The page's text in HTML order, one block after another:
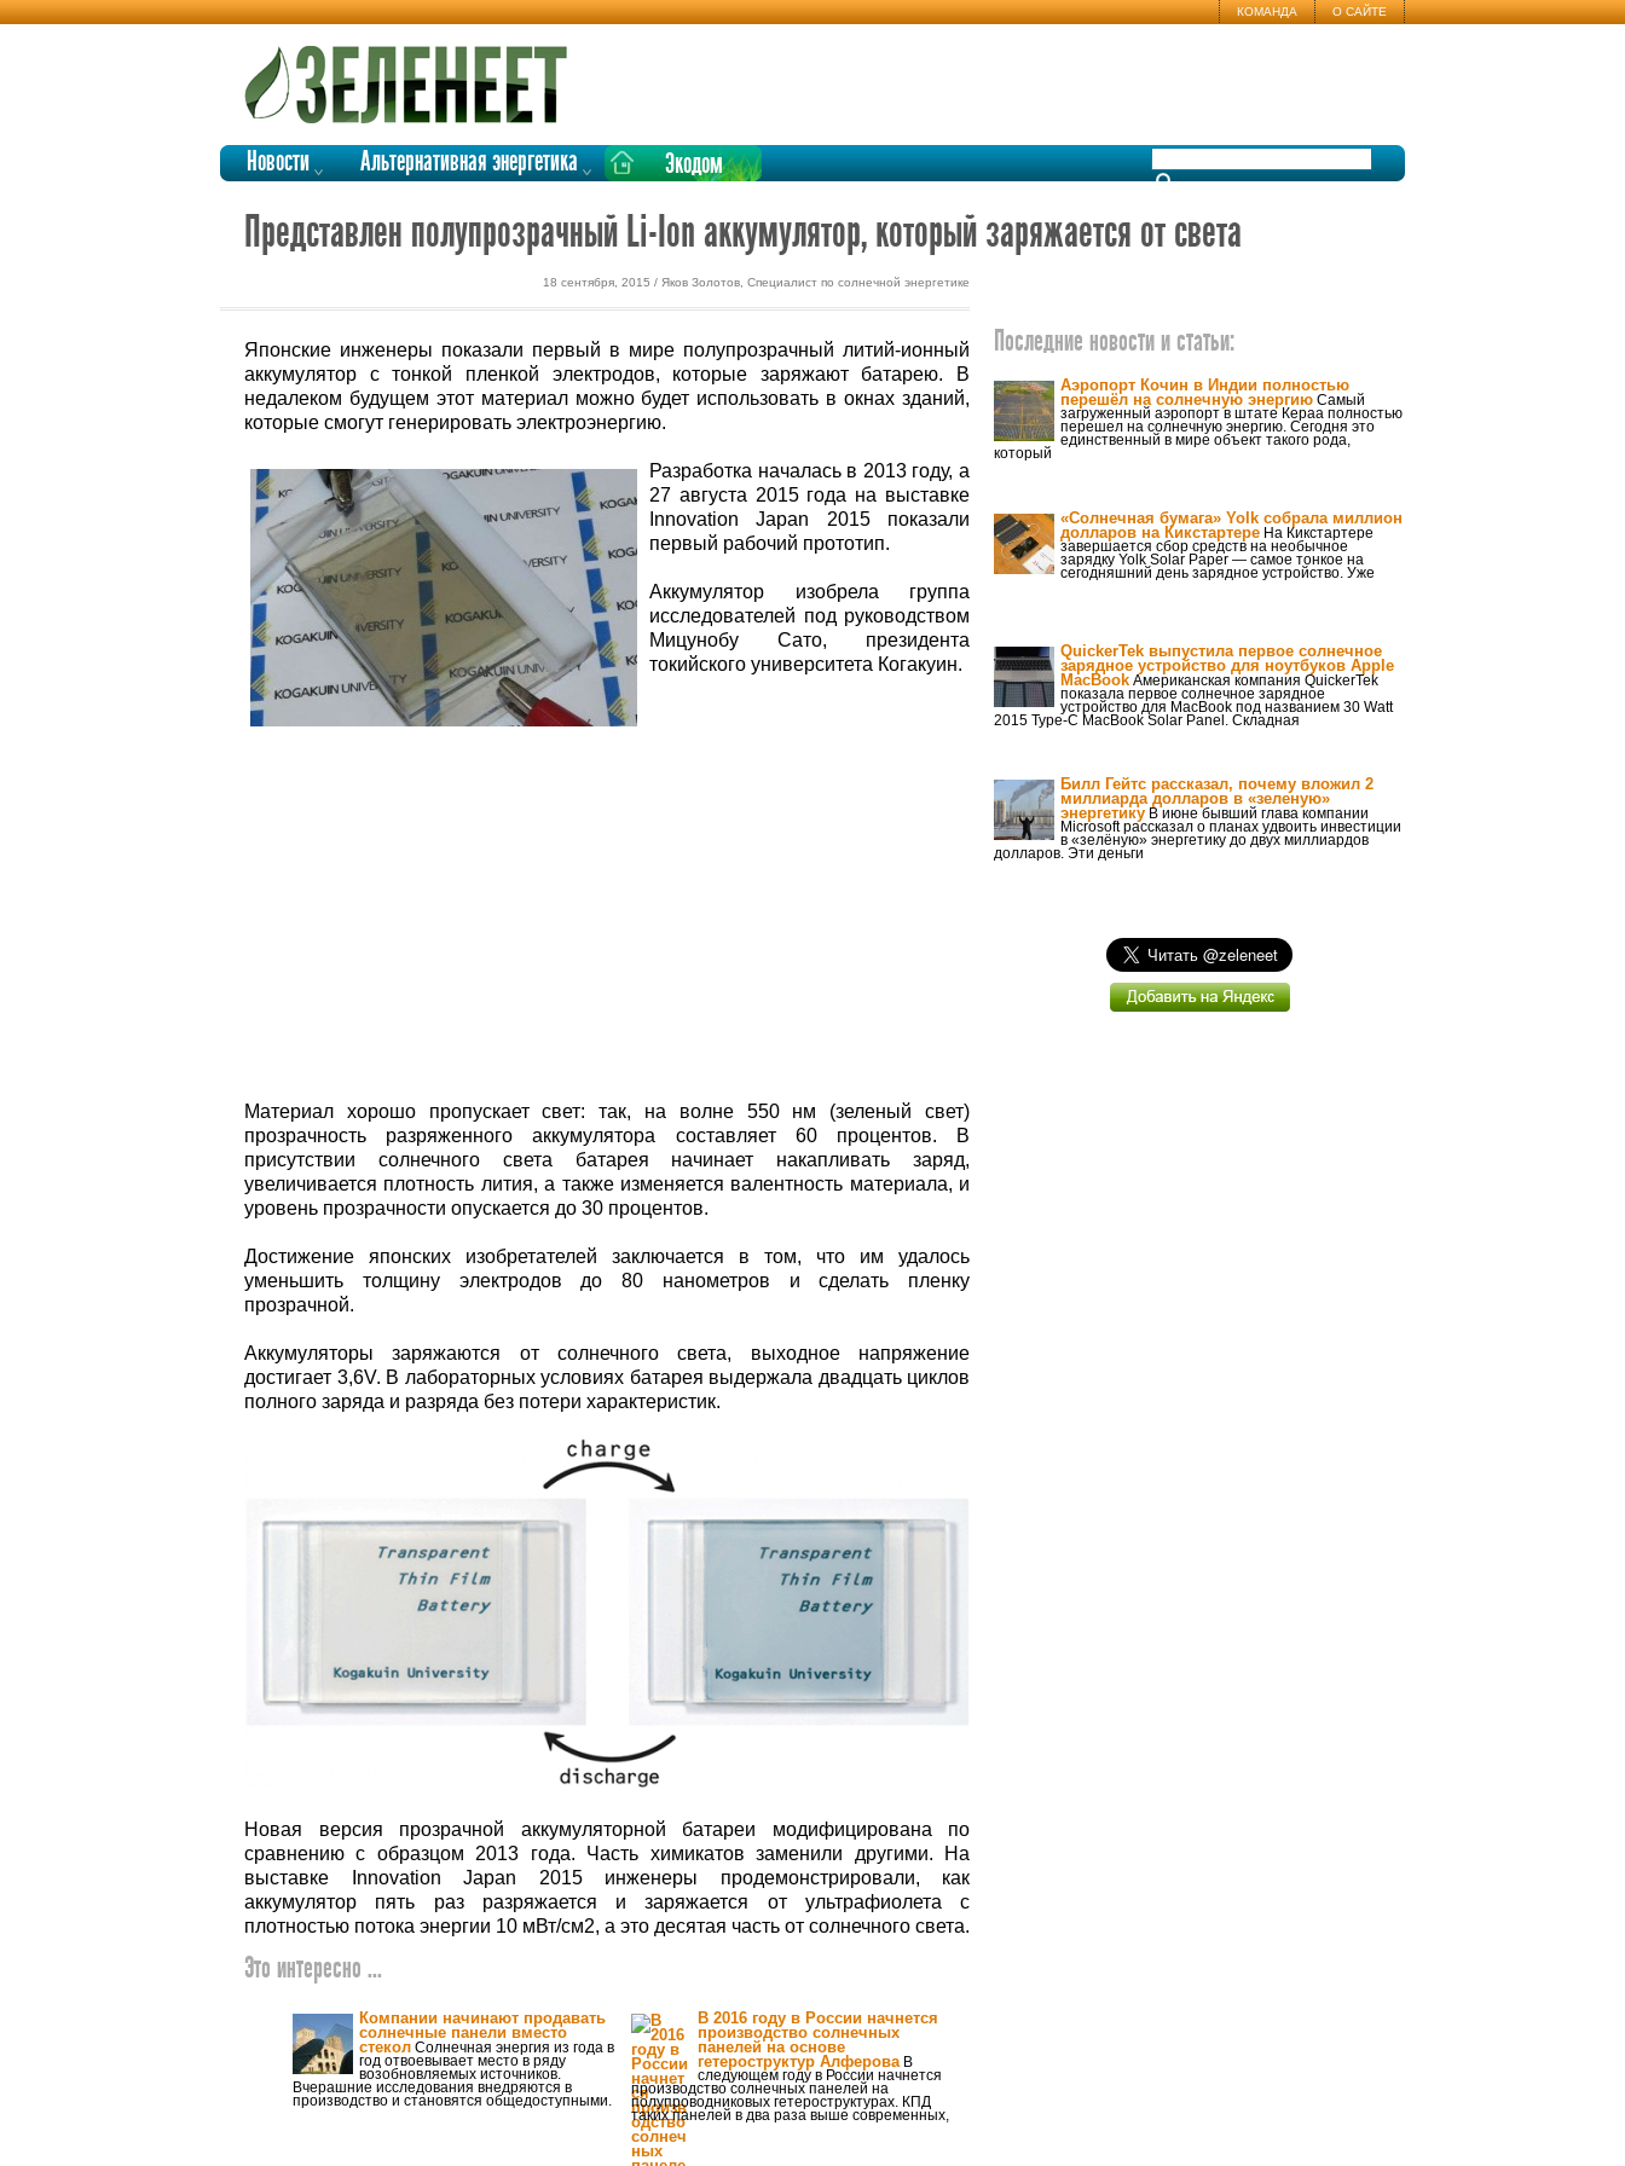
КОМАНДА О САЙТЕ
Новости Альтернативная энергетика Экодом
Представлен полупрозрачный Li-Ion аккумулятор, который заряжается от света
18 сентября, 2015 / Яков Золотов, Специалист по солнечной энергетике
Японские инженеры показали первый в мире полупрозрачный литий-ионный
аккумулятор с тонкой пленкой электродов, которые заряжают батарею. В
недалеком будущем этот материал можно будет использовать в окнах зданий,
которые смогут генерировать электроэнергию.
Разработка началась в 2013 году, а
27 августа 2015 года на выставке
Innovation Japan 2015 показали
первый рабочий прототип.
Аккумулятор изобрела группа
исследователей под руководством
Мицунобу Сато, президента
токийского университета Когакуин.
Материал хорошо пропускает свет: так, на волне 550 нм (зеленый свет)
прозрачность разряженного аккумулятора составляет 60 процентов. В
присутствии солнечного света батарея начинает накапливать заряд,
увеличивается плотность лития, а также изменяется валентность материала, и
уровень прозрачности опускается до 30 процентов.
Достижение японских изобретателей заключается в том, что им удалось
уменьшить толщину электродов до 80 нанометров и сделать пленку
прозрачной.
Аккумуляторы заряжаются от солнечного света, выходное напряжение
достигает 3,6V. В лабораторных условиях батарея выдержала двадцать циклов
полного заряда и разряда без потери характеристик.
Новая версия прозрачной аккумуляторной батареи модифицирована по
сравнению с образцом 2013 года. Часть химикатов заменили другими. На
выставке Innovation Japan 2015 инженеры продемонстрировали, как
аккумулятор пять раз разряжается и заряжается от ультрафиолета с
плотностью потока энергии 10 мВт/см2, а это десятая часть от солнечного света.
Это интересно ...
Компании начинают продавать
солнечные панели вместо
стекол Солнечная энергия из года в
год отвоевывает место в ряду
возобновляемых источников.
Вчерашние исследования внедряются в
производство и становятся общедоступными.
В 2016 году в России начнется
производство солнечных
панелей на основе
гетероструктур АлфероваВ
следующем году в России начнется
производство солнечных панелей на
полупроводниковых гетероструктурах. КПД
таких панелей в два раза выше современных,
Последние новости и статьи:
Аэропорт Кочин в Индии полностью
перешёл на солнечную энергию Самый
загруженный аэропорт в штате Кераа полностью
перешел на солнечную энергию. Сегодня это
единственный в мире объект такого рода,
который
«Солнечная бумага» Yolk собрала миллион
долларов на Кикстартере На Кикстартере
завершается сбор средств на необычное
зарядку Yolk Solar Paper — самое тонкое на
сегодняшний день зарядное устройство. Уже
QuickerTek выпустила первое солнечное
зарядное устройство для ноутбуков Apple
MacBook Американская компания QuickerTek
показала первое солнечное зарядное
устройство для MacBook под названием 30 Watt
2015 Type-C MacBook Solar Panel. Складная
Билл Гейтс рассказал, почему вложил 2
миллиарда долларов в «зеленую»
энергетику В июне бывший глава компании
Microsoft рассказал о планах удвоить инвестиции
в «зелёную» энергетику до двух миллиардов
долларов. Эти деньги